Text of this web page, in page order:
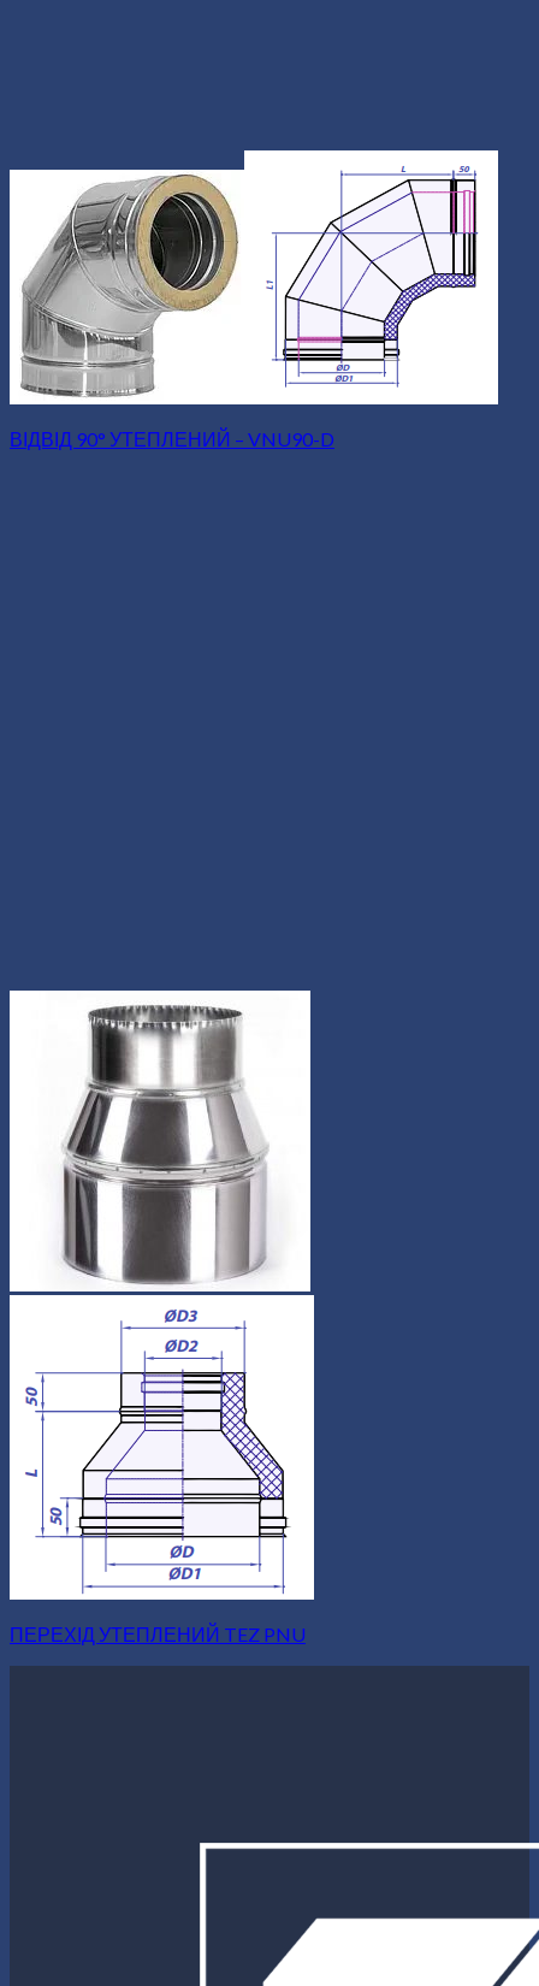
ВІДВІД 90° УТЕПЛЕНИЙ – VNU90-D
ПЕРЕХІД УТЕПЛЕНИЙ TEZ PNU